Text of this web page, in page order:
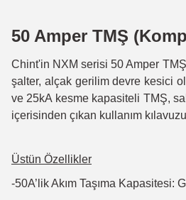
50 Amper TMŞ
Chint'in NXM serisi 50 Amper
şalter, alçak gerilim devre kesici
ve 25kA kesme kapasiteli TMŞ,
içerisinden çıkan kullanım
Üstün Özellikler
-50A’lik Akım Taşıma Kapasitesi: